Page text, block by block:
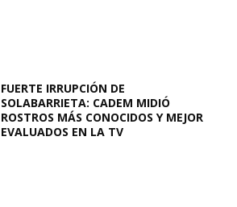
FUERTE IRRUPCIÓN DE
SOLABARRIETA: CADEM MIDIÓ
ROSTROS MÁS CONOCIDOS Y MEJOR
EVALUADOS EN LA TV